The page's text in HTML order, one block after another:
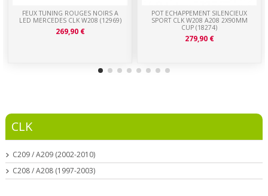
FEUX TUNING ROUGES NOIRS A
LED MERCEDES CLK W208 (12969)
269,90 €
POT ECHAPPEMENT SILENCIEUX
SPORT CLK W208 A208 2X90MM
CUP (18274)
279,90 €
CLK
C209 / A209 (2002-2010)
C208 / A208 (1997-2003)